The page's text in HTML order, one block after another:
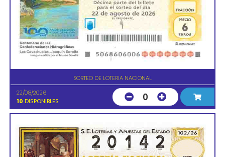
SORTEO DE LOTERIA NACIONAL
22/08/2026
10 DISPONIBLES 0